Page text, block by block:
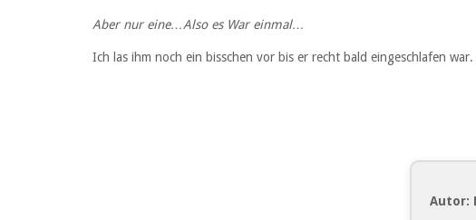
Aber nur eine…Also es War einmal…
Ich las ihm noch ein bisschen vor bis er recht bald eingeschlafen war.
Autor: